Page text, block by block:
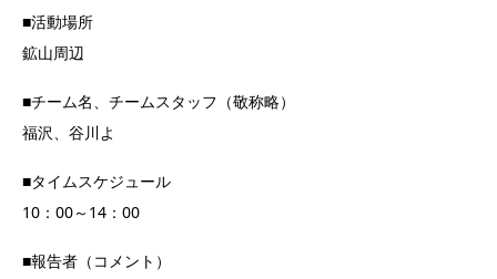
■活動場所
鉱山周辺
■チーム名、チームスタッフ（敬称略）
福沢、谷川よ
■タイムスケジュール
10：00～14：00
■報告者（コメント）